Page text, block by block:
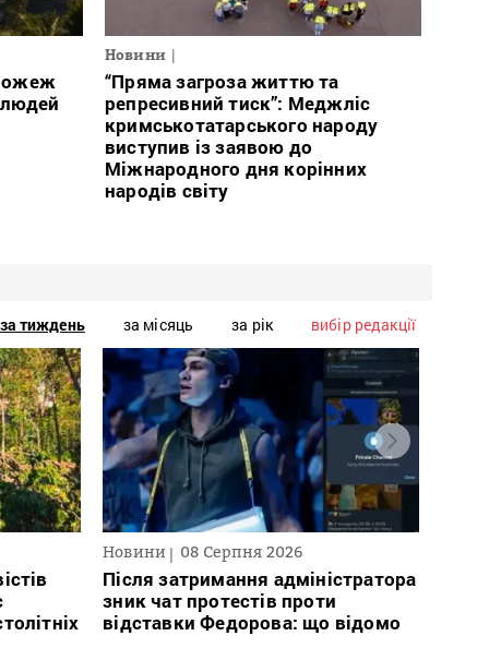
Новини
“Пряма загроза життю та
репресивний тиск”: Меджліс
кримськотатарського народу
виступив із заявою до
Міжнародного дня корінних
народів світу
за тиждень за місяць за рік вибір редакції
Новини 08 Серпня 2026
Після затримання адміністратора
зник чат протестів проти
відставки Федорова: що відомо